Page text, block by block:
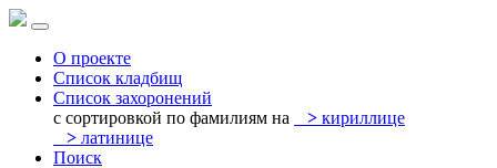
О проекте
Список кладбищ
Список захоронений
с сортировкой по фамилиям на
> кириллице
> латинице
Поиск